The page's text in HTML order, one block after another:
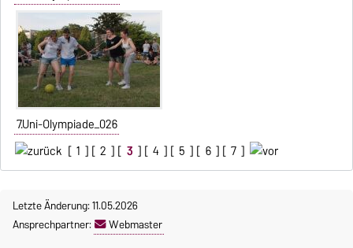
7.Uni-Olympiade_026
[ 1 ] [ 2 ] [ 3 ] [ 4 ] [ 5 ] [ 6 ] [ 7 ]
Letzte Änderung: 11.05.2026
Ansprechpartner:
Webmaster